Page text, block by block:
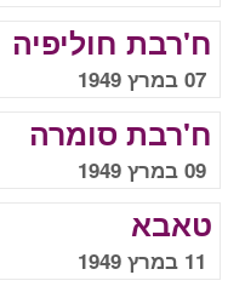
ח'רבת חוליפיה
07 במרץ 1949
ח'רבת סומרה
09 במרץ 1949
טאבא
11 במרץ 1949